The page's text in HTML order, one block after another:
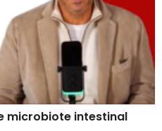
microbiote intestinal